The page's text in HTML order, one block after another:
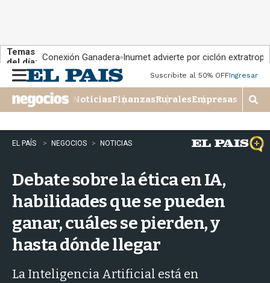
Temas
del día: Conexión Ganadera Inumet advierte por ciclón
n
u
Suscribite al 50% OFFIngresar
NoticiasFinanzasRuralesEmpresas
M
o
s
t
r
EL PAÍS NEGOCIOS NOTICIAS
Debate sobre la ética en IA,
habilidades que se pueden
ganar, cuáles se pierden, y
hasta dónde llegar
La Inteligencia Artificial está en